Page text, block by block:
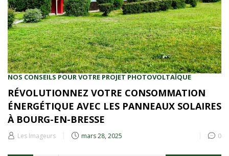
NOS CONSEILS POUR VOTRE PROJET PHOTOVOLTAÏQUE
RÉVOLUTIONNEZ VOTRE CONSOMMATION
ÉNERGÉTIQUE AVEC LES PANNEAUX SOLAIRES
À BOURG-EN-BRESSE
Les Imageurs
Posted
mars 28, 2025 0